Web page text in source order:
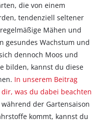
die von einem
tendenziell seltener
Mähen und
gesundes Wachstum und
dennoch Moos und
bilden, kannst du diese
In unserem Beitrag
was du dabei beachten
der Gartensaison
kommt, kannst du